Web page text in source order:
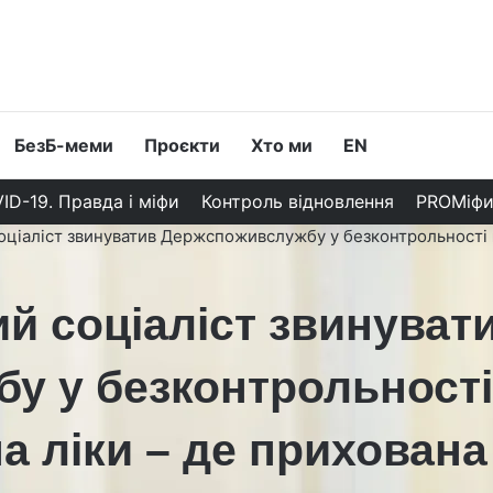
БезБ-меми Проєкти Хто ми EN
19. Правда і міфи Контроль відновлення PROМіфи
звинуватив Держспоживслужбу у
соціаліст
у
ліки – де